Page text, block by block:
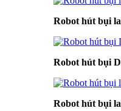
Robot hút bụi
Robot hút bụi
Robot hút bụi